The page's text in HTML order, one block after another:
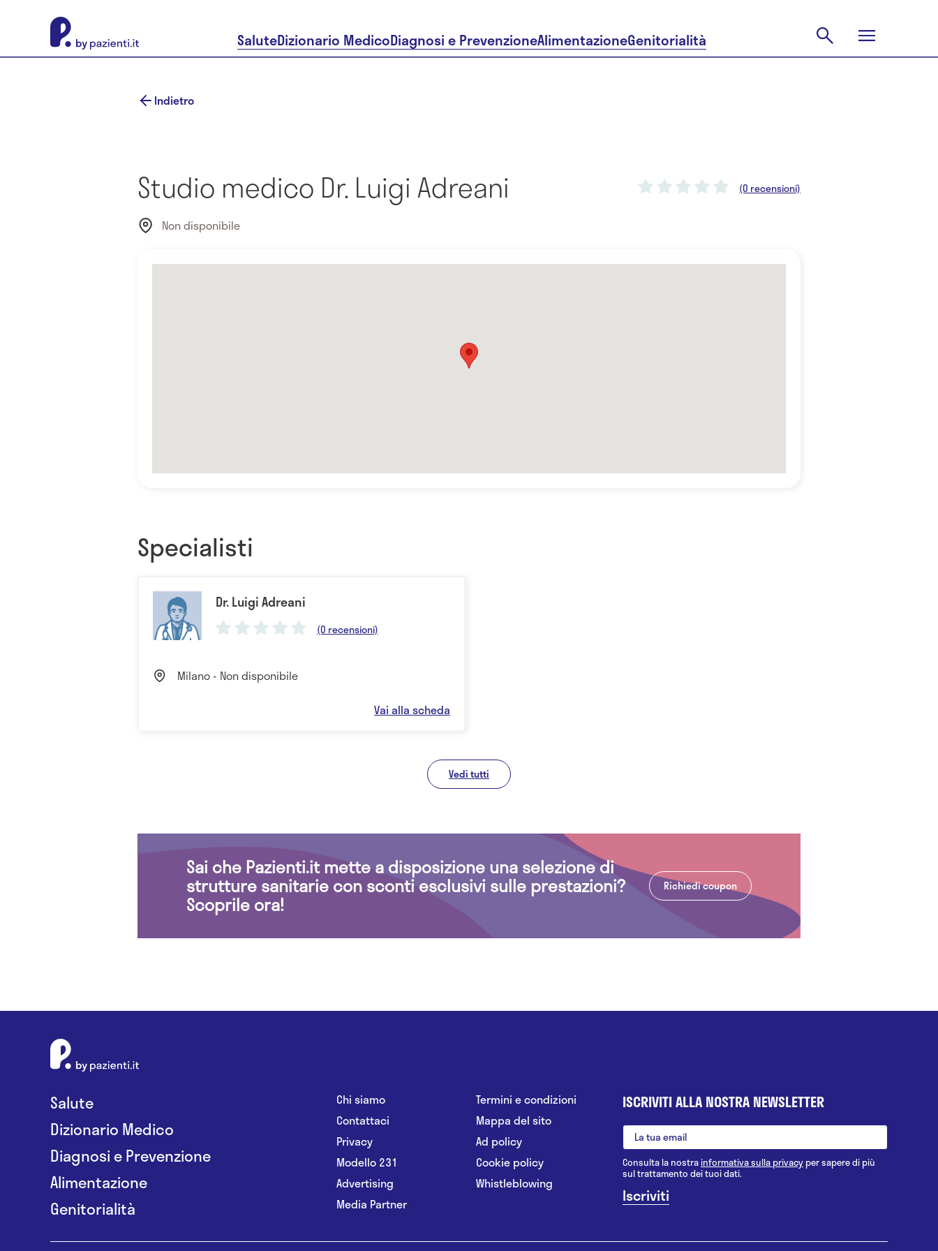
SaluteDizionario MedicoDiagnosi e PrevenzioneAlimentazioneGenitorialità
Indietro
Studio medico Dr. Luigi Adreani (0 recensioni)
Non disponibile
Specialisti
Dr. Luigi Adreani
(0 recensioni)
Milano - Non disponibile
Vai alla scheda
Vedi tutti
Sai che Pazienti.it mette a disposizione una selezione di
strutture sanitarie con sconti esclusivi sulle prestazioni?
Scoprile ora!
Richiedi coupon
Salute
Dizionario Medico
Diagnosi e Prevenzione
Alimentazione
Genitorialità
Chi siamo
Contattaci
Privacy
Modello 231
Advertising
Media Partner
Termini e condizioni
Mappa del sito
Ad policy
Cookie policy
Whistleblowing
ISCRIVITI ALLA NOSTRA NEWSLETTER
Consulta la nostrainformativa sulla privacy per sapere di più
sul trattamento dei tuoi dati.